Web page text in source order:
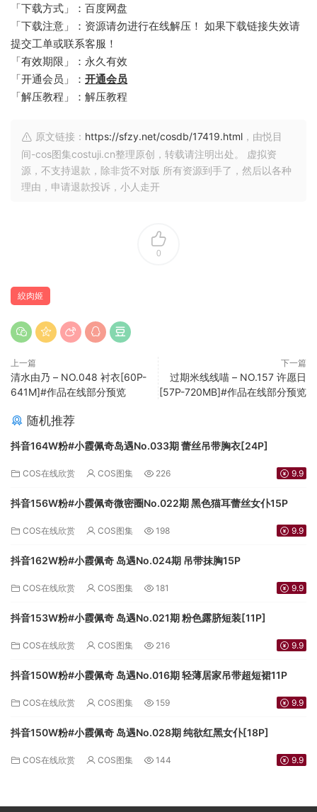
「下载方式」：百度网盘
「下载注意」：资源请勿进行在线解压！ 如果下载链接失效请
提交工单或联系客服！
「有效期限」：永久有效
「开通会员」： 开通会员
「解压教程」：解压教程
原文链接： https://sfzy.net/cosdb/17419.html ，由悦目
间-cos图集costuji.cn整理原创，转载请注明出处。 虚拟资
源，不支持退款，除非货不对版 所有资源到手了，然后以各种
理由，申请退款投诉，小人走开
0
絞肉姬
上一篇
清水由乃 – NO.048 衬衣[60P-
641M]#作品在线部分预览
下一篇
过期米线线喵 – NO.157 许愿日
[57P-720MB]#作品在线部分预览
随机推荐
抖音164W粉#小霞佩奇岛遇No.033期 蕾丝吊带胸衣[24P]
COS在线欣赏 COS图集 226 9.9
抖音156W粉#小霞佩奇微密圈No.022期 黑色猫耳蕾丝女仆15P
COS在线欣赏 COS图集 198 9.9
抖音162W粉#小霞佩奇 岛遇No.024期 吊带抹胸15P
COS在线欣赏 COS图集 181 9.9
抖音153W粉#小霞佩奇 岛遇No.021期 粉色露脐短装[11P]
COS在线欣赏 COS图集 216 9.9
抖音150W粉#小霞佩奇 岛遇No.016期 轻薄居家吊带超短裙11P
COS在线欣赏 COS图集 159 9.9
抖音150W粉#小霞佩奇 岛遇No.028期 纯欲红黑女仆[18P]
COS在线欣赏 COS图集 144 9.9